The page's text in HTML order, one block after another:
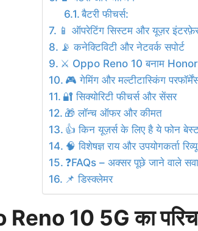
बैटरी फीचर्स:
📱 ऑपरेटिंग सिस्टम और यूज़र
📡 कनेक्टिविटी और नेटवर्क सपोर्ट
⚔️ Oppo Reno 10 बनाम
🎮 गेमिंग और मल्टीटास्किंग
🔐 सिक्योरिटी फीचर्स और सेंसर
🎁 लॉन्च ऑफर और कीमत
👍 किन यूज़र्स के लिए है ये फोन
🧠 विशेषज्ञ राय और उपयोगकर्ता रिव्यू
❓FAQs – अक्सर पूछे जाने वाले
📌 डिस्क्लेमर
Reno 10 5G का